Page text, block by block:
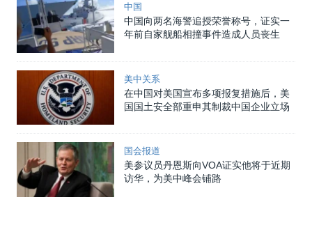
中国
中国向两名海警追授荣誉称号，证实一
年前自家舰船相撞事件造成人员丧生
美中关系
在中国对美国宣布多项报复措施后，美
国国土安全部重申其制裁中国企业立场
国会报道
美参议员丹恩斯向VOA证实他将于近期
访华，为美中峰会铺路